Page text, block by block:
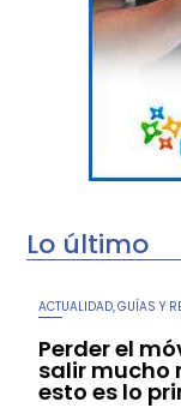
Lo último
ACTUALIDAD,GUÍAS Y
Perder el
salir mucho
esto es lo